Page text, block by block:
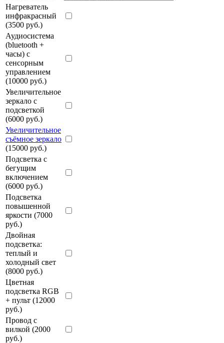
Нагреватель
инфракрасный
(3500 руб.)
Аудиосистема
(bluetooth +
часы) с
сенсорным
управлением
(10000 руб.)
Увеличительное
зеркало с
подсветкой
(6000 руб.)
Увеличительное
съёмное зеркало
(15000 руб.)
Подсветка с
бегущим
включением
(6000 руб.)
Подсветка
повышенной
яркости (7000
руб.)
Двойная
подсветка:
теплый и
холодный свет
(8000 руб.)
Цветная
подсветка RGB
+ пульт (12000
руб.)
Провод с
вилкой (2000
руб.)